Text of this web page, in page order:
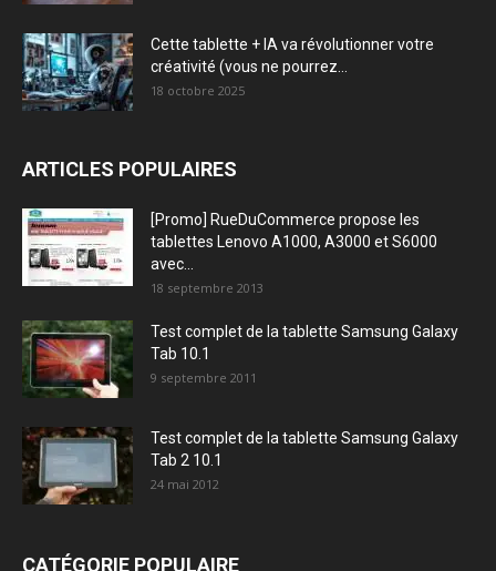
Cette tablette + IA va révolutionner votre
créativité (vous ne pourrez...
18 octobre 2025
ARTICLES POPULAIRES
[Promo] RueDuCommerce propose les
tablettes Lenovo A1000, A3000 et S6000
avec...
18 septembre 2013
Test complet de la tablette Samsung Galaxy
Tab 10.1
9 septembre 2011
Test complet de la tablette Samsung Galaxy
Tab 2 10.1
24 mai 2012
CATÉGORIE POPULAIRE